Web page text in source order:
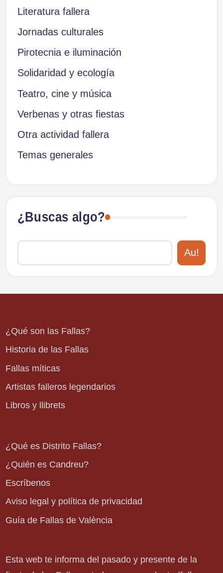
Literatura fallera
Jornadas culturales
Pirotecnia e iluminación
Solidaridad y ecología
Teatro, cine y música
Verbenas y otras fiestas
Otra actividad fallera
Temas generales
¿Buscas algo?
Au!
¿Qué son las Fallas?
Historia de las Fallas
Fallas míticas
Artistas falleros legendarios
Libros y llibrets
¿Qué es Distrito Fallas?
¿Quién es Candreu?
Escríbenos
Aviso legal y política de privacidad
Guía de Fallas de València
Esta web te informa del pasado y presente de la